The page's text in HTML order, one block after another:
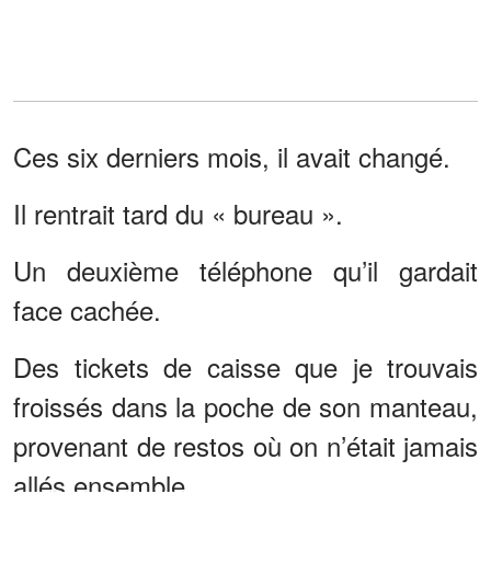
Ces six derniers mois, il avait changé.
Il rentrait tard du « bureau ».
Un deuxième téléphone qu’il gardait
face cachée.
Des tickets de caisse que je trouvais
froissés dans la poche de son manteau,
provenant de restos où on n’était jamais
allés ensemble.